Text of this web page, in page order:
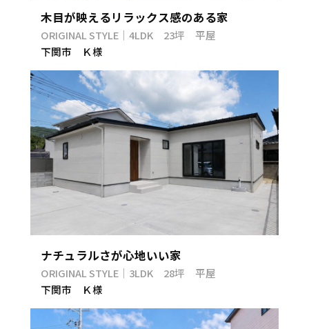
木目が映えるリラックス感のある家
ORIGINAL STYLE｜4LDK 23坪 平屋
下関市 Ｋ様
ナチュラルさが心地いい家
ORIGINAL STYLE｜3LDK 28坪 平屋
下関市 Ｋ様